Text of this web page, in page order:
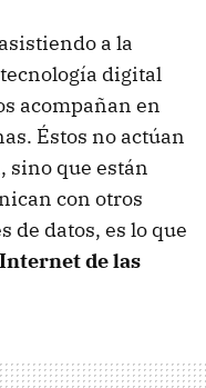
a la
digital
acompañan en
Éstos no actúan
sino que están
con otros
de datos, es lo que
de las